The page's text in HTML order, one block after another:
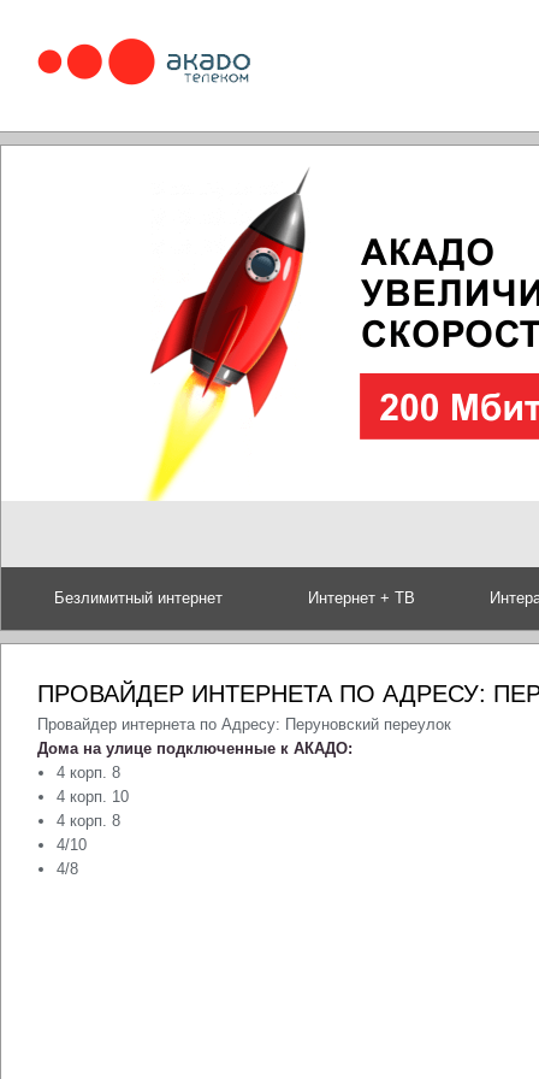
Безлимитный интернет Интернет + ТВ
ПРОВАЙДЕР ИНТЕРНЕТА ПО АДРЕСУ:
Провайдер интернета по Адресу: Перуновский переулок
Дома на улице подключенные к АКАДО:
4 корп. 8
4 корп. 10
4 корп. 8
4/10
4/8